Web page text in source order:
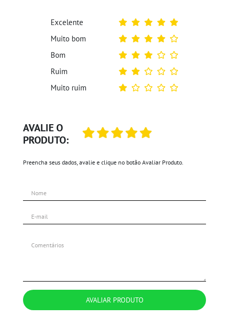
AVALIE O
PRODUTO:
Preencha seus dados, avalie e clique no botão Avaliar Produto.
AVALIAR PRODUTO
Excelente
Muito bom
Bom
Ruim
Muito ruim